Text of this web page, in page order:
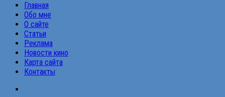
Главная
Обо мне
О сайте
Статьи
Реклама
Новости кино
Карта сайта
Контакты